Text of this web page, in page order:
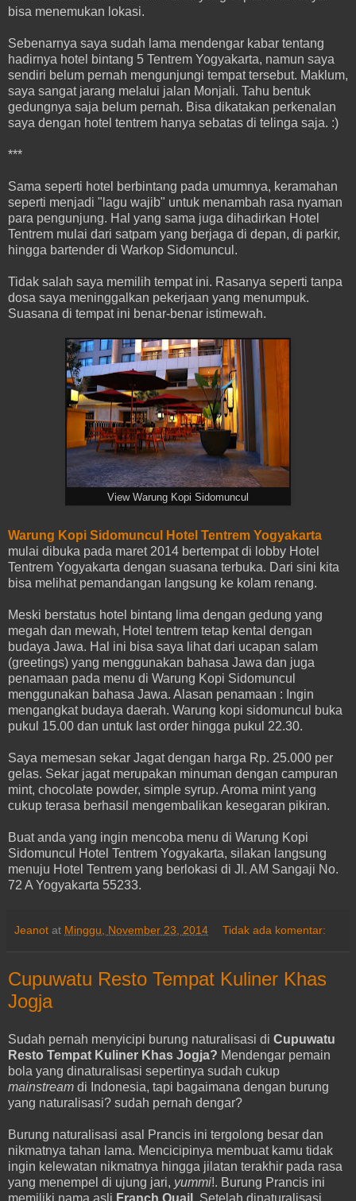
bisa menemukan lokasi.
Sebenarnya saya sudah lama mendengar kabar tentang
hadirnya hotel bintang 5 Tentrem Yogyakarta, namun saya
sendiri belum pernah mengunjungi tempat tersebut. Maklum,
saya sangat jarang melalui jalan Monjali. Tahu bentuk
gedungnya saja belum pernah. Bisa dikatakan perkenalan
saya dengan hotel tentrem hanya sebatas di telinga saja. :)
***
Sama seperti hotel berbintang pada umumnya, keramahan
seperti menjadi "lagu wajib" untuk menambah rasa nyaman
para pengunjung. Hal yang sama juga dihadirkan Hotel
Tentrem mulai dari satpam yang berjaga di depan, di parkir,
hingga bartender di Warkop Sidomuncul.
Tidak salah saya memilih tempat ini. Rasanya seperti tanpa
dosa saya meninggalkan pekerjaan yang menumpuk.
Suasana di tempat ini benar-benar istimewah.
View Warung Kopi Sidomuncul
Warung Kopi Sidomuncul Hotel Tentrem Yogyakarta
mulai dibuka pada maret 2014 bertempat di lobby Hotel
Tentrem Yogyakarta dengan suasana terbuka. Dari sini kita
bisa melihat pemandangan langsung ke kolam renang.
Meski berstatus hotel bintang lima dengan gedung yang
megah dan mewah, Hotel tentrem tetap kental dengan
budaya Jawa. Hal ini bisa saya lihat dari ucapan salam
(greetings) yang menggunakan bahasa Jawa dan juga
penamaan pada menu di Warung Kopi Sidomuncul
menggunakan bahasa Jawa. Alasan penamaan : Ingin
mengangkat budaya daerah. Warung kopi sidomuncul buka
pukul 15.00 dan untuk last order hingga pukul 22.30.
Saya memesan sekar Jagat dengan harga Rp. 25.000 per
gelas. Sekar jagat merupakan minuman dengan campuran
mint, chocolate powder, simple syrup. Aroma mint yang
cukup terasa berhasil mengembalikan kesegaran pikiran.
Buat anda yang ingin mencoba menu di Warung Kopi
Sidomuncul Hotel Tentrem Yogyakarta, silakan langsung
menuju Hotel Tentrem yang berlokasi di Jl. AM Sangaji No.
72 A Yogyakarta 55233.
Jeanot at Minggu, November 23, 2014 Tidak ada komentar:
Cupuwatu Resto Tempat Kuliner Khas
Jogja
Sudah pernah menyicipi burung naturalisasi di Cupuwatu
Resto Tempat Kuliner Khas Jogja? Mendengar pemain
bola yang dinaturalisasi sepertinya sudah cukup
mainstream di Indonesia, tapi bagaimana dengan burung
yang naturalisasi? sudah pernah dengar?
Burung naturalisasi asal Prancis ini tergolong besar dan
nikmatnya tahan lama. Mencicipinya membuat kamu tidak
ingin kelewatan nikmatnya hingga jilatan terakhir pada rasa
yang menempel di ujung jari, yummi!. Burung Prancis ini
memiliki nama asli Franch Quail. Setelah dinaturalisasi,